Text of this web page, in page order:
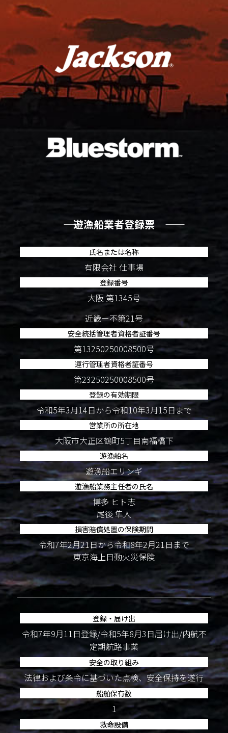
―― 遊漁船業者登録票 ――
氏名または名称
有限会社 仕事場
登録番号
大阪 第1345号
近畿ー不第21号
安全統括管理者資格者証番号
第13250250008500号
運行管理者資格者証番号
第23250250008500号
登録の有効期限
令和5年3月14日から令和10年3月15日まで
営業所の所在地
大阪市大正区鶴町5丁目南福橋下
遊漁船名
遊漁船エリンギ
遊漁船業務主任者の氏名
博多 ヒト志
尾後 隼人
損害賠償処置の保険期間
令和7年2月21日から令和8年2月21日まで
東京海上日動火災保険
登録・届け出
令和7年9月11日登録/令和5年8月3日届け出/内航不
定期航路事業
安全の取り組み
法律および条令に基づいた点検、安全保持を遂行
船舶保有数
1
救命設備